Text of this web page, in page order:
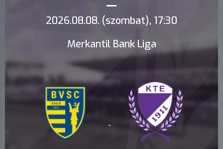
2026.08.08. (szombat), 17:30
Merkantil Bank Liga
-